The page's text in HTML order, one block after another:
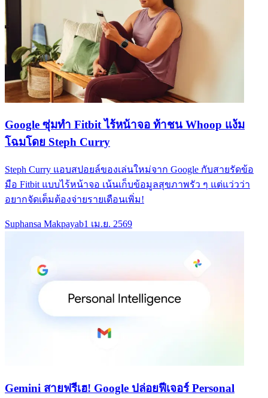
Google ซุ่มทำ Fitbit ไร้หน้าจอ ท้าชน Whoop แง้ม
โฉมโดย Steph Curry
Steph Curry แอบสปอยล์ของเล่นใหม่จาก Google กับสายรัดข้อ
มือ Fitbit แบบไร้หน้าจอ เน้นเก็บข้อมูลสุขภาพรัว ๆ แต่แว่วว่า
อยากจัดเต็มต้องจ่ายรายเดือนเพิ่ม!
Suphansa Makpayab1 เม.ย. 2569
Gemini สายฟรีเฮ! Google ปล่อยฟีเจอร์ Personal